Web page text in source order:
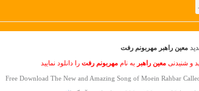
معین راهبر مهربونم رفت
و شنیدنی معین راهبر به نام مهربونم رفترا دانلود نمایید
Free Download The New and Amazing Song of Moein Rahbar